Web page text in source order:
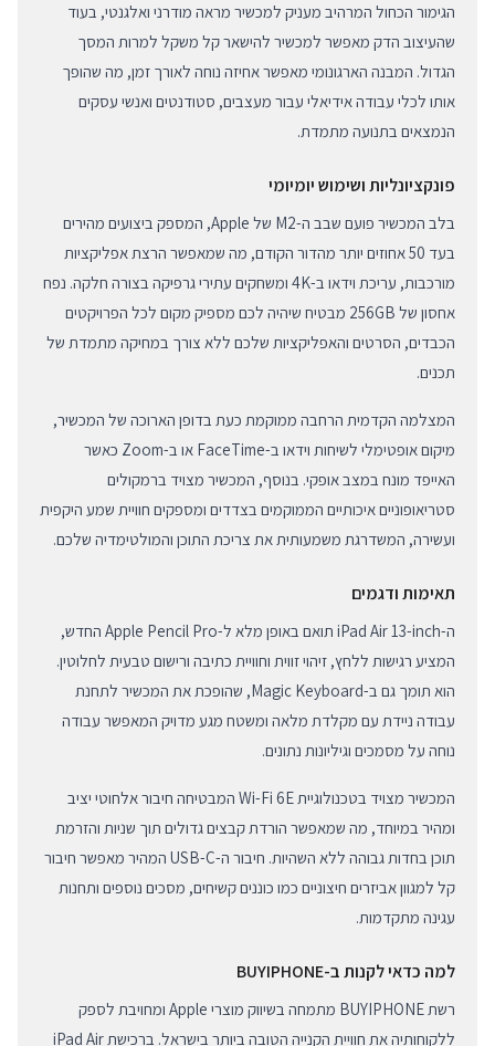
הגימור הכחול המרהיב מעניק למכשיר מראה מודרני ואלגנטי, בעוד
שהעיצוב הדק מאפשר למכשיר להישאר קל משקל למרות המסך
הגדול. המבנה הארגונומי מאפשר אחיזה נוחה לאורך זמן, מה שהופך
אותו לכלי עבודה אידיאלי עבור מעצבים, סטודנטים ואנשי עסקים
הנמצאים בתנועה מתמדת.
פונקציונליות ושימוש יומיומי
בלב המכשיר פועם שבב ה-M2 של Apple, המספק ביצועים מהירים
בעד 50 אחוזים יותר מהדור הקודם, מה שמאפשר הרצת אפליקציות
מורכבות, עריכת וידאו ב-4K ומשחקים עתירי גרפיקה בצורה חלקה. נפח
אחסון של 256GB מבטיח שיהיה לכם מספיק מקום לכל הפרויקטים
הכבדים, הסרטים והאפליקציות שלכם ללא צורך במחיקה מתמדת של
תכנים.
המצלמה הקדמית הרחבה ממוקמת כעת בדופן הארוכה של המכשיר,
מיקום אופטימלי לשיחות וידאו ב-FaceTime או ב-Zoom כאשר
האייפד מונח במצב אופקי. בנוסף, המכשיר מצויד ברמקולים
סטריאופוניים איכותיים הממוקמים בצדדים ומספקים חוויית שמע היקפית
ועשירה, המשדרגת משמעותית את צריכת התוכן והמולטימדיה שלכם.
תאימות ודגמים
ה-iPad Air 13-inch תואם באופן מלא ל-Apple Pencil Pro החדש,
המציע רגישות ללחץ, זיהוי זווית וחוויית כתיבה ורישום טבעית לחלוטין.
הוא תומך גם ב-Magic Keyboard, שהופכת את המכשיר לתחנת
עבודה ניידת עם מקלדת מלאה ומשטח מגע מדויק המאפשר עבודה
נוחה על מסמכים וגיליונות נתונים.
המכשיר מצויד בטכנולוגיית Wi-Fi 6E המבטיחה חיבור אלחוטי יציב
ומהיר במיוחד, מה שמאפשר הורדת קבצים גדולים תוך שניות והזרמת
תוכן בחדות גבוהה ללא השהיות. חיבור ה-USB-C המהיר מאפשר חיבור
קל למגוון אביזרים חיצוניים כמו כוננים קשיחים, מסכים נוספים ותחנות
עגינה מתקדמות.
למה כדאי לקנות ב-BUYIPHONE
רשת BUYIPHONE מתמחה בשיווק מוצרי Apple ומחויבת לספק
ללקוחותיה את חוויית הקנייה הטובה ביותר בישראל. ברכישת iPad Air